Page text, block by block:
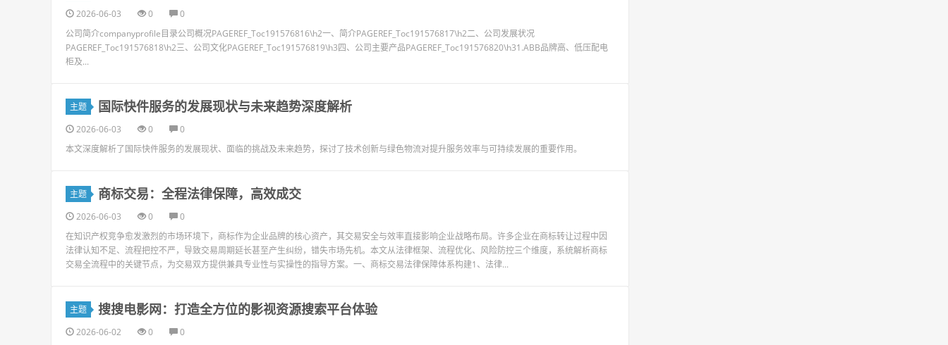
2026-06-03 0
0
公司简介companyprofile目录公司概况PAGEREF_Toc191576816\h2一、简介PAGEREF_Toc191576817\h2二、公司发展状况
PAGEREF_Toc191576818\h2三、公司文化PAGEREF_Toc191576819\h3四、公司主要产品PAGEREF_Toc191576820\h31.ABB品牌高、低压配电
柜及...
主题 国际快件服务的发展现状与未来趋势深度解析
2026-06-03 0
0
本文深度解析了国际快件服务的发展现状、面临的挑战及未来趋势，探讨了技术创新与绿色物流对提升服务效率与可持续发展的重要作用。
主题 商标交易：全程法律保障，高效成交
2026-06-03 0
0
在知识产权竞争愈发激烈的市场环境下，商标作为企业品牌的核心资产，其交易安全与效率直接影响企业战略布局。许多企业在商标转让过程中因
法律认知不足、流程把控不严，导致交易周期延长甚至产生纠纷，错失市场先机。本文从法律框架、流程优化、风险防控三个维度，系统解析商标
交易全流程中的关键节点，为交易双方提供兼具专业性与实操性的指导方案。一、商标交易法律保障体系构建1、法律...
主题 搜搜电影网：打造全方位的影视资源搜索平台体验
2026-06-02 0
0